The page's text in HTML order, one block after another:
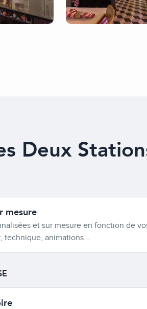
Deux
mesure
et sur mesure en fonction de
technique, animations...